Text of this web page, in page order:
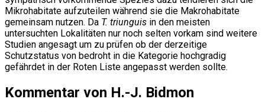
Mikrohabitate aufzuteilen während sie die Makrohabitate
gemeinsam nutzen. Da T. triunguis in den meisten
untersuchten Lokalitäten nur noch selten vorkam sind weitere
Studien angesagt um zu prüfen ob der derzeitige
Schutzstatus von bedroht in die Kategorie hochgradig
gefährdet in der Roten Liste angepasst werden sollte.
Kommentar von H.-J. Bidmon